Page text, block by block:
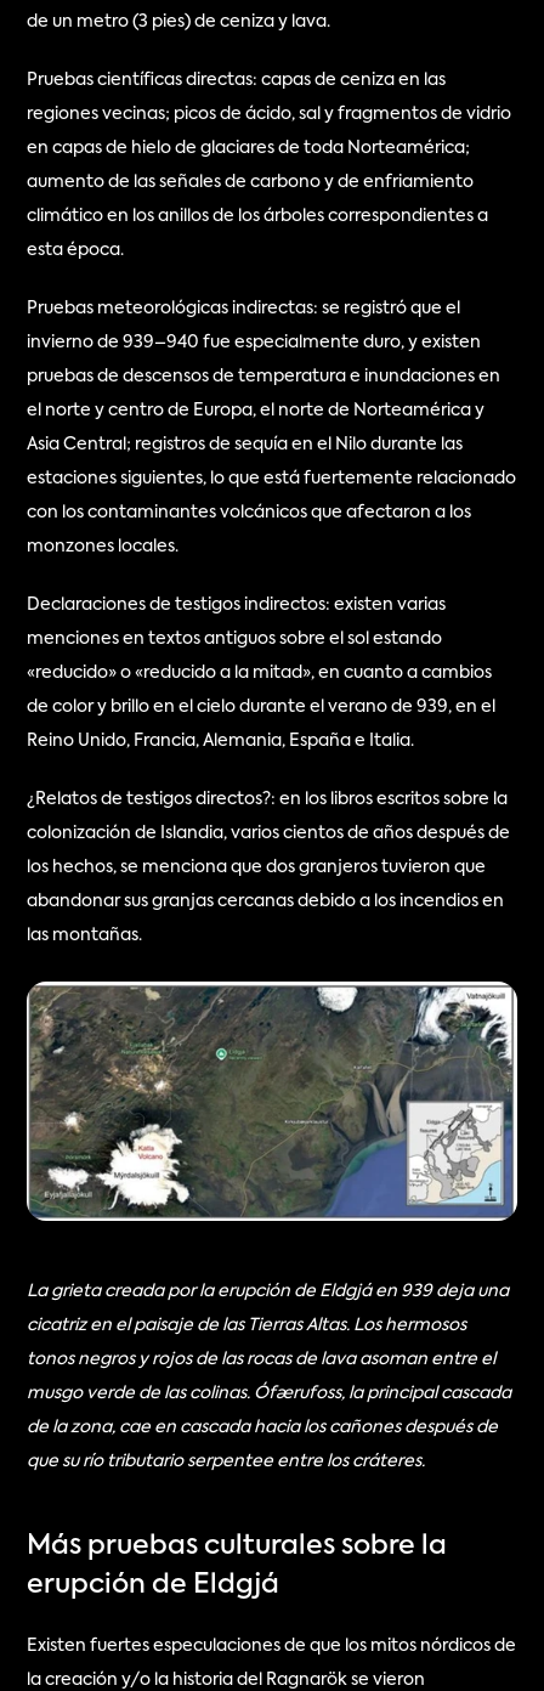
de un metro (3 pies) de ceniza y lava.
Pruebas científicas directas: capas de ceniza en las
regiones vecinas; picos de ácido, sal y fragmentos de vidrio
en capas de hielo de glaciares de toda Norteamérica;
aumento de las señales de carbono y de enfriamiento
climático en los anillos de los árboles correspondientes a
esta época.
Pruebas meteorológicas indirectas: se registró que el
invierno de 939–940 fue especialmente duro, y existen
pruebas de descensos de temperatura e inundaciones en
el norte y centro de Europa, el norte de Norteamérica y
Asia Central; registros de sequía en el Nilo durante las
estaciones siguientes, lo que está fuertemente relacionado
con los contaminantes volcánicos que afectaron a los
monzones locales.
Declaraciones de testigos indirectos: existen varias
menciones en textos antiguos sobre el sol estando
«reducido» o «reducido a la mitad», en cuanto a cambios
de color y brillo en el cielo durante el verano de 939, en el
Reino Unido, Francia, Alemania, España e Italia.
¿Relatos de testigos directos?: en los libros escritos sobre la
colonización de Islandia, varios cientos de años después de
los hechos, se menciona que dos granjeros tuvieron que
abandonar sus granjas cercanas debido a los incendios en
las montañas.
La grieta creada por la erupción de Eldgjá en 939 deja una
cicatriz en el paisaje de las Tierras Altas. Los hermosos
tonos negros y rojos de las rocas de lava asoman entre el
musgo verde de las colinas. Ófærufoss, la principal cascada
de la zona, cae en cascada hacia los cañones después de
que su río tributario serpentee entre los cráteres.
Más pruebas culturales sobre la
erupción de Eldgjá
Existen fuertes especulaciones de que los mitos nórdicos de
la creación y/o la historia del Ragnarök se vieron